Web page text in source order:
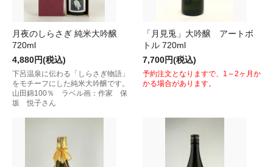
月夜のしらさぎ 純米大吟醸
720ml
4,880円(税込)
下呂温泉に伝わる「しらさぎ物語」
をモチーフにした純米大吟醸です。
山田錦100％ ラベル画：作家 保
坂 悦子さん
「月見兎」大吟醸 アートボ
トル 720ml
7,700円(税込)
予約注文となりますで、1～2ヶ月か
かる場合があります。